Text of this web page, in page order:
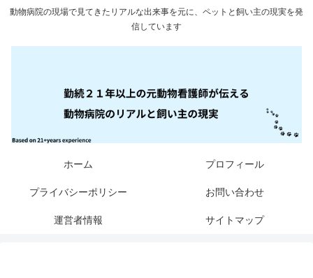
動物病院の現場で見てきたリアルな出来事を元に、ペットと飼い主の現実を発
信しています
ホーム プロフィール
プライバシーポリシー お問い合わせ
運営者情報 サイトマップ